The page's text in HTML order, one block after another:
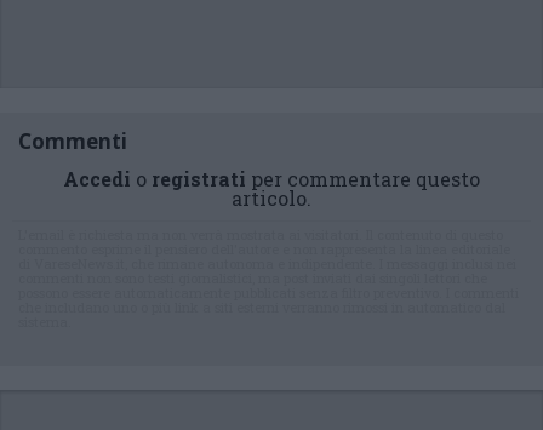
Commenti
Accedi o registrati per commentare questo
articolo.